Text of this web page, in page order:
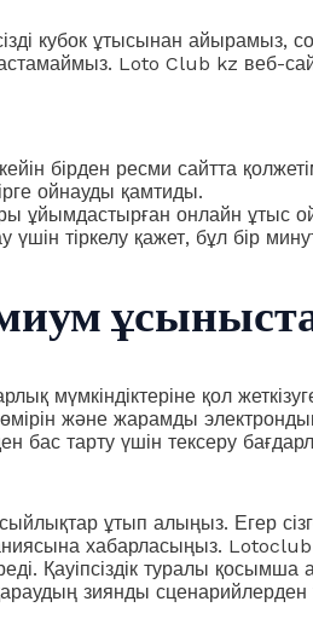
кубок ұтысынан айырамыз,
Loto Club kz веб-
бірден ресми сайтта
ойнауды қамтиды.
ұйымдастырған онлайн ұтыс
тіркелу қажет, бұл бір
қол жеткізуге
және жарамды
бас тарту үшін тексеру
ұтып алыңыз. Егер
хабарласыңыз. Lotoclub
Қауіпсіздік туралы
зиянды сценарийлерден